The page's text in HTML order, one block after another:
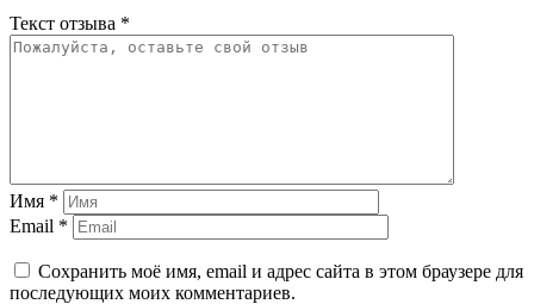
Текст отзыва *
Имя *
Email *
Сохранить моё имя, email и адрес сайта в этом браузере для
последующих моих комментариев.